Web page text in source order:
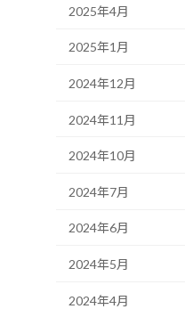
2025年4月
2025年1月
2024年12月
2024年11月
2024年10月
2024年7月
2024年6月
2024年5月
2024年4月